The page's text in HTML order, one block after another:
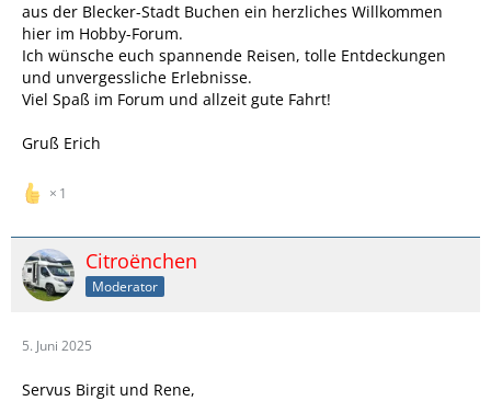
aus der Blecker-Stadt Buchen ein herzliches Willkommen
hier im Hobby-Forum.
Ich wünsche euch spannende Reisen, tolle Entdeckungen
und unvergessliche Erlebnisse.
Viel Spaß im Forum und allzeit gute Fahrt!
Gruß Erich
1
Citroënchen
Moderator
5. Juni 2025
Servus Birgit und Rene,